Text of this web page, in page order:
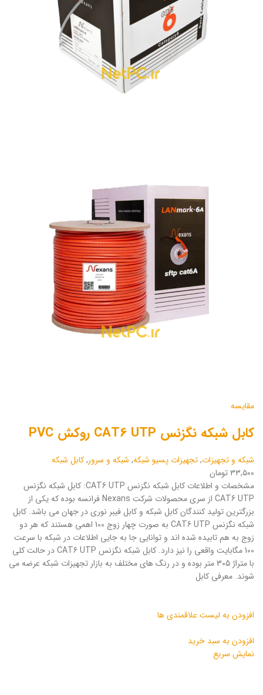
مقایسه
کابل شبکه نگزنس CAT6 UTP روکش PVC
شبکه و تجهیزات,تجهیزات پسیو شبکه, شبکه و سرور,کابل شبکه
۳۳,۵۰۰ تومان
مشخصات و اطلاعات کابل شبکه نگزنس CAT6 UTP: کابل شبکه نگزنس
CAT6 UTP از سری محصولات شرکت Nexans فرانسه بوده که یکی از
بزرگترین تولید کنندگان کابل شبکه و کابل فیبر نوری در جهان می باشد. کابل
شبکه نگزنس CAT6 UTP به صورت چهار زوج 100 اهمی هستند که هر دو
زوج به هم تابیده شده اند و توانایی جا به جایی اطلاعات در شبکه با سرعت
100 مگابایت واقعی را نیز دارد. کابل شبکه نگزنس CAT6 UTP در حالت کلی
با متراژ 305 متر بوده و در رنگ های مختلف به بازار تجهیزات شبکه عرضه می
شوند. معرفی کابل
افزودن به لیست علاقمندی ها
افزودن به سبد خرید
نمایش سریع